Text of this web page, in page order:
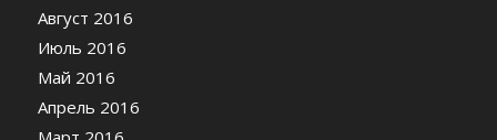
Август 2016
Июль 2016
Май 2016
Апрель 2016